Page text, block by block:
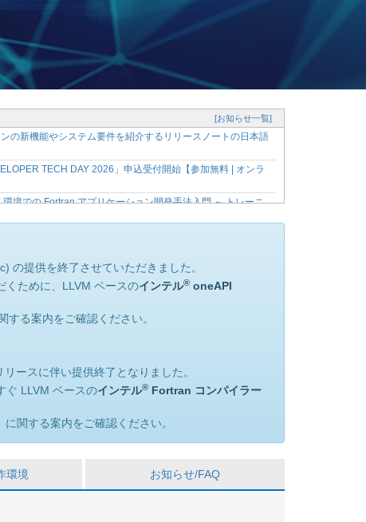
[お知らせ一覧]
の新機能やシステム要件を紹介するリリースノートの日本語
TECH DAY 2026」申込受付開始【参加無料 | オンラ
境での Fortran アプリケーション開発手法入門 ～ トレーニ
料、動画を購入者限定サイトで公開開始
リケーション開発手法入門 ～【参加無料、事前登録制】
ーのトレーニング資料、動画を購入者限定サイトで公開開
申込受付開始【参加無料、事前登録制】
ノートの日本語参考訳を公開！
事前登録制】
ーパーコンピューティング・ジャパン
の提供を終了させていただきました。
くために、LLVM ベースのインテル® oneAPI
する案内をご確認ください。
ースに伴い提供終了となりました。
ぐ LLVM ベースのインテル® Fortran コンパイラー
に関する案内をご確認ください。
環境 お知らせ/FAQ